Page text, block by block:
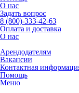
О нас
Задать вопрос
8 (800)-333-42-63
Оплата и доставка
О нас
Арендодателям
Вакансии
Контактная
Помощь
Меню